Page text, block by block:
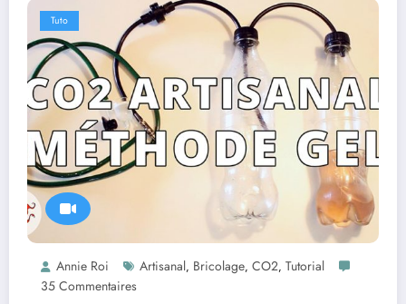
Tuto
Annie Roi Artisanal, Bricolage, CO2, Tutorial
35 Commentaires